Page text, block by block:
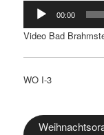
Audio-
Player
00:00
Video Bad
WO I-3